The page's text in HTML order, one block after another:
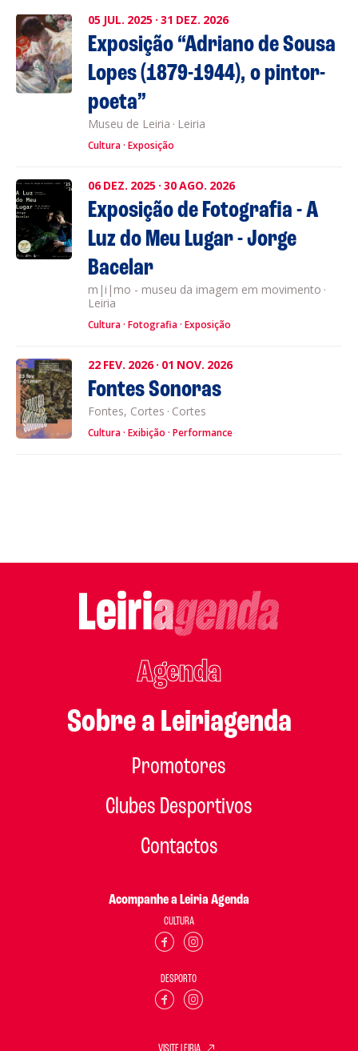
05 JUL. 2025 · 31 DEZ. 2026
Exposição “Adriano de Sousa
Lopes (1879-1944), o pintor-
poeta”
Museu de Leiria · Leiria
Cultura Exposição
06 DEZ. 2025 · 30AGO. 2026
Exposição de Fotografia - A
Luz do Meu Lugar - Jorge
Bacelar
m|i|mo - museu da imagem em movimento ·
Leiria
Cultura Fotografia Exposição
22 FEV. 2026 · 01 NOV. 2026
Fontes Sonoras
Fontes, Cortes · Cortes
Cultura Exibição Performance
Agenda
Sobre a Leiriagenda
Promotores
Clubes Desportivos
Contactos
Acompanhe a Leiria Agenda
CULTURA
DESPORTO